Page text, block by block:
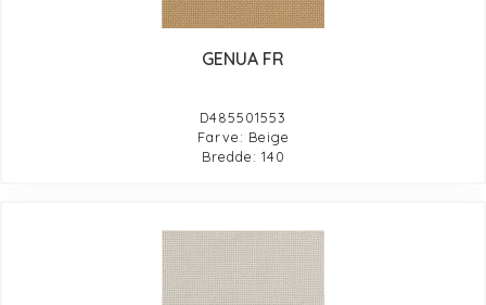
GENUA FR
D485501553
Farve: Beige
Bredde: 140